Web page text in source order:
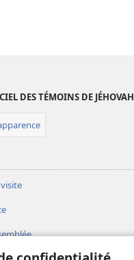
DES TÉMOINS DE JÉHOVAH